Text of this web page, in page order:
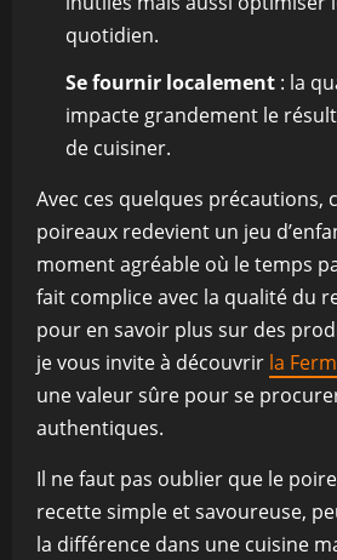
quotidien.
Se fournir localement : la
impacte grandement le
de cuisiner.
Avec ces quelques précautions,
poireaux redevient un jeu
moment agréable où le temps
fait complice avec la qualité du
pour en savoir plus sur des
je vous invite à découvrir la
une valeur sûre pour se
authentiques.
Il ne faut pas oublier que le
recette simple et savoureuse,
la différence dans une cuisine